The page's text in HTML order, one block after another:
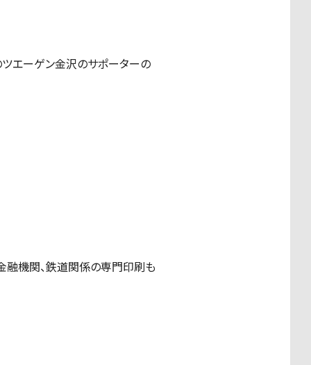
ツエーゲン金沢のサポーターの
融機関、鉄道関係の専門印刷も